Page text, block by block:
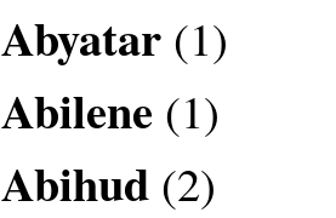
Abyatar (1)
Abilene (1)
Abihud (2)